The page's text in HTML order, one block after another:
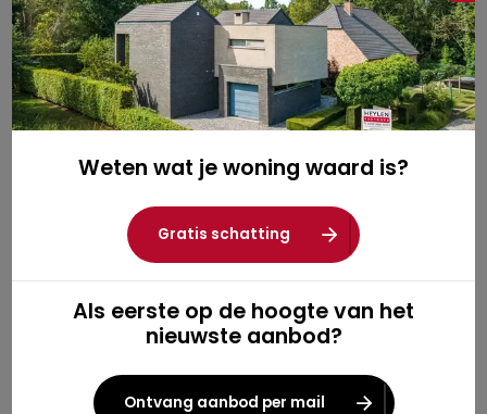
Weten wat je woning waard is?
Gratis schatting
Als eerste op de hoogte van het
nieuwste aanbod?
Ontvang aanbod per mail
Aanmelden
*verplichte velden
Gerelateerde kennis